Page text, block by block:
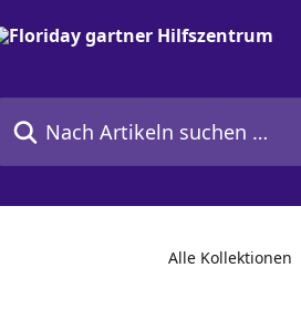
Artikeln suchen …
Alle Kollektionen